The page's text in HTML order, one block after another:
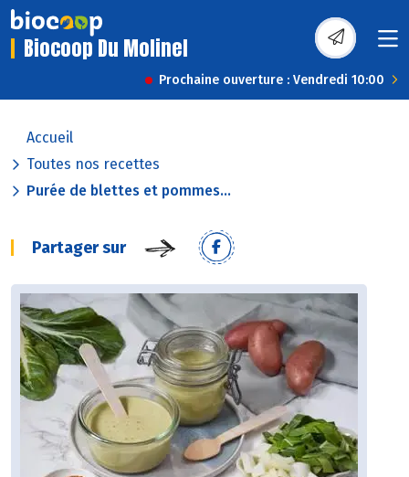
Biocoop Du Molinel
Prochaine ouverture : Vendredi 10:00
Accueil
Toutes nos recettes
Purée de blettes et pommes...
Partager sur